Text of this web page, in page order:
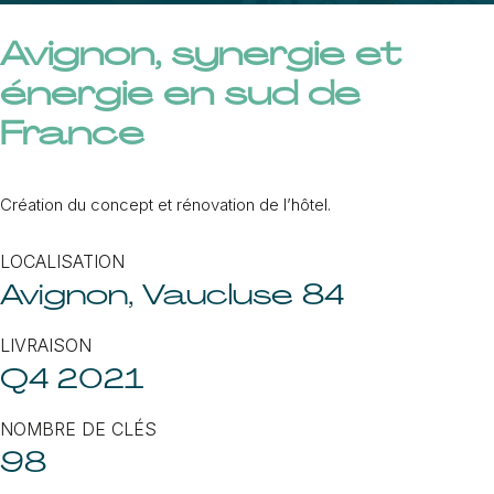
Avignon, synergie et
énergie en sud de
France
Création du concept et rénovation de l’hôtel.
LOCALISATION
Avignon, Vaucluse 84
LIVRAISON
Q4 2021
NOMBRE DE CLÉS
98